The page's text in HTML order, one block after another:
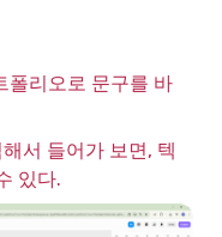
폴리오로 문구를 바
서 들어가 보면, 텍
있다.